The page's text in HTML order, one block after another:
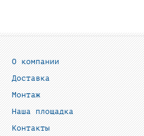
О компании
Доставка
Монтаж
Наша площадка
Контакты